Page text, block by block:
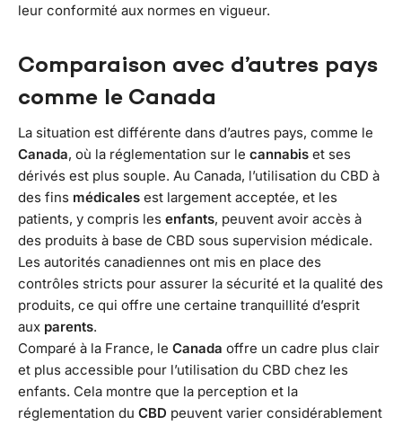
leur conformité aux normes en vigueur.
Comparaison avec d’autres pays
comme le Canada
La situation est différente dans d’autres pays, comme le
Canada, où la réglementation sur le cannabis et ses
dérivés est plus souple. Au Canada, l’utilisation du CBD à
des fins médicales est largement acceptée, et les
patients, y compris les enfants, peuvent avoir accès à
des produits à base de CBD sous supervision médicale.
Les autorités canadiennes ont mis en place des
contrôles stricts pour assurer la sécurité et la qualité des
produits, ce qui offre une certaine tranquillité d’esprit
aux parents.
Comparé à la France, le Canada offre un cadre plus clair
et plus accessible pour l’utilisation du CBD chez les
enfants. Cela montre que la perception et la
réglementation du CBD peuvent varier considérablement